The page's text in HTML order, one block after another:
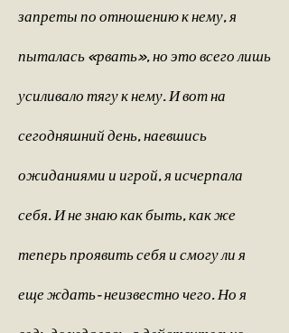
запреты по отношению к нему, я
пыталась «рвать», но это всего лишь
усиливало тягу к нему. И вот на
сегодняшний день, наевшись
ожиданиями и игрой, я исчерпала
себя. И не знаю как быть, как же
теперь проявить себя и смогу ли я
еще ждать- неизвестно чего. Но я